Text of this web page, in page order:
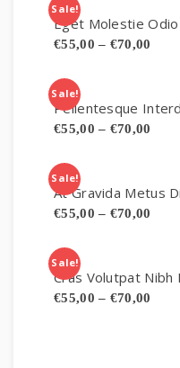
Sale!
Eget Molestie Odio
€55,00 – €70,00
Sale!
Pellentesque
€55,00 – €70,00
Sale!
At Gravida Metus
€55,00 – €70,00
Sale!
Cras Volutpat Nibh
€55,00 – €70,00